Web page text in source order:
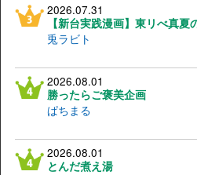
2026.07.31
【新台実践漫画】東リべ真夏
兎ラビト
2026.08.01
勝ったらご褒美企画
ぱちまる
2026.08.01
とんだ煮え湯